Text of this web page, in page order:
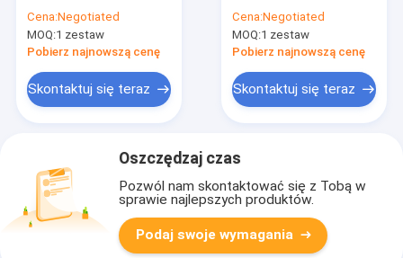
laserowego 15W UV
Laserowa maszyna
do drukowania daty
Cena:Negotiated
MOQ:1 zestaw
Pobierz najnowszą cenę
Skontaktuj się teraz
atramentowa dużych
znaków 30W
Cena:Negotiated
MOQ:1 zestaw
Pobierz najnowszą cenę
Skontaktuj się teraz
Oszczędzaj czas
Pozwól nam skontaktować się z Tobą w
sprawie najlepszych produktów.
Podaj swoje wymagania